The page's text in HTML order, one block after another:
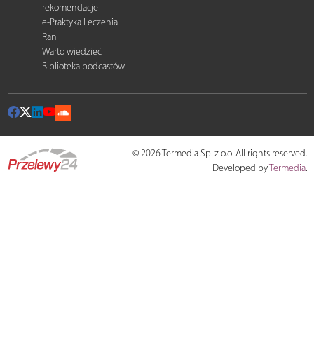
rekomendacje
e-Praktyka Leczenia
Ran
Warto wiedzieć
Biblioteka podcastów
© 2026 Termedia Sp. z o.o. All rights reserved.
Developed byTermedia.